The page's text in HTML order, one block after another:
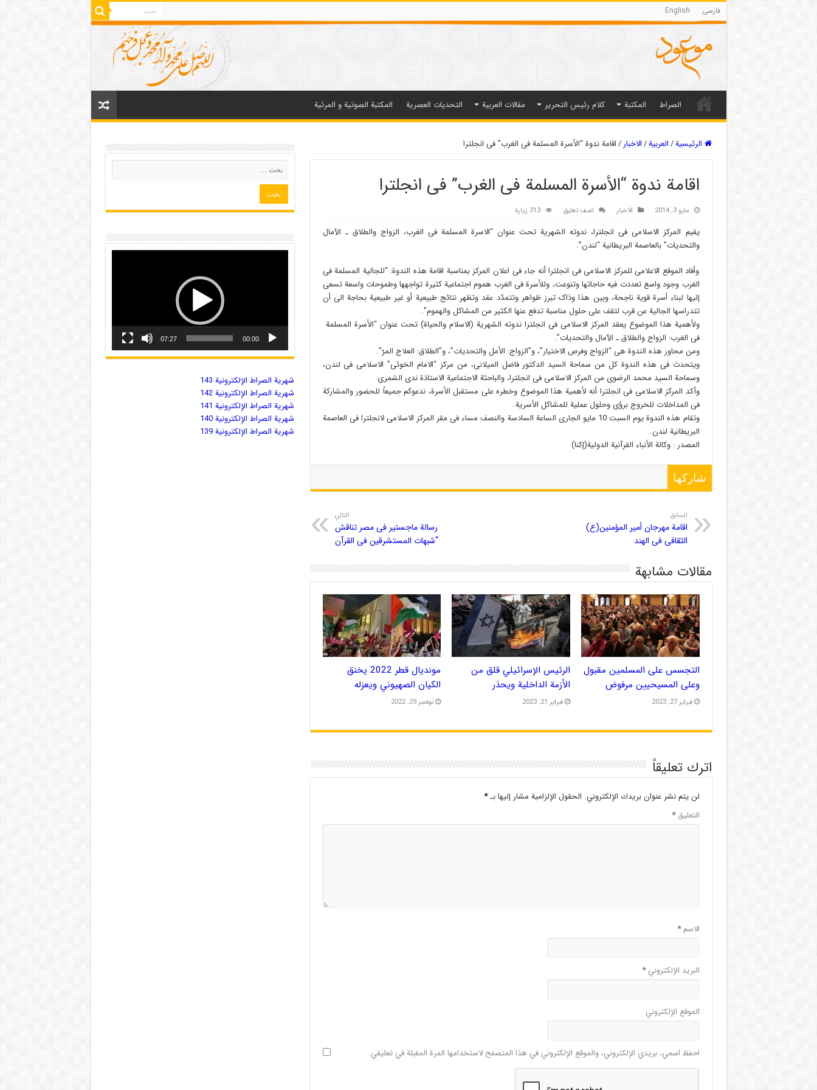
فارسی English
الصراط المکتبة كلام رئيس التحرير مقالات العربیة التحديات العصرية المكتبة الصوتية و المرئية
الرئيسية/العربیة/الاخبار /اقامة ندوة “الأسرة المسلمة فی الغرب” فی انجلترا
اقامة ندوة “الأسرة المسلمة فی الغرب” فی انجلترا
مايو 3, 2014 الاخبار اضف تعليق 313 زيارة
یقیم المرکز الاسلامی فی انجلترا، ندوته الشهریة تحت عنوان “الاسرة المسلمة فی الغرب، الزواج والطلاق ـ الآمال
والتحدیات” بالعاصمة البریطانیة “لندن”.
وأفاد الموقع الاعلامی للمرکز الاسلامی فی انجلترا أنه جاء فی اعلان المرکز بمناسبة اقامة هذه الندوة: “للجالیة المسلمة فی
الغرب وجود واسع تعددت فیه حاجاتها وتنوعت، وللأسرة فی الغرب هموم اجتماعیة کثیرة تواجهها وطموحات واسعة تسعى
إلیها لبناء أسرة قویة ناجحة، وبین هذا وذاک تبرز ظواهر وتتمدّد عقد وتظهر نتائج طبیعیة أو غیر طبیعیة بحاجة الى أن
تتدراسها الجالیة عن قرب لتقف على حلول مناسبة تدفع عنها الکثیر من المشاکل والهموم”.
ولأهمیة هذا الموضوع یعقد المرکز الاسلامی فی انجلترا ندوته الشهریة (الاسلام والحیاة) تحت عنوان “الأسرة المسلمة
فی الغرب: الزواج والطلاق ـ الآمال والتحدیات”.
ومن محاور هذه الندوة هی “الزواج وفرص الاختیار”، و”الزواج: الأمل والتحدیات”، و”الطلاق: العلاج المرّ”.
ویتحدث فی هذه الندوة کل من سماحة السید الدکتور فاضل المیلانی، من مرکز “الامام الخوئی” الاسلامی فی لندن،
وسماحة السید محمد الرضوی من المرکز الاسلامی فی انجلترا، والباحثة الاجتماعیة الاستاذة ندى الشمری.
وأکد المرکز الاسلامی فی انجلترا أنه لأهمیة هذا الموضوع وخطره على مستقبل الأسرة، ندعوکم جمیعاً للحضور والمشارکة
فی المداخلات للخروج برؤى وحلول عملیة للمشاکل الأسریة.
وتقام هذه الندوة یوم السبت 10 مایو الجاری الساعة السادسة والنصف مساء فی مقر المرکز الاسلامی لانجلترا فی العاصمة
البریطانیة لندن.
المصدر : وکالة الأنباء القرآنیة الدولیة(إکنا)
شاركها
السابق
اقامة مهرجان أمیر المؤمنین(ع)
الثقافی فی الهند
التالي
رسالة ماجستیر فی مصر تناقش
“شبهات المستشرقین فى القرآن
مقالات مشابهة
التجسس على المسلمين مقبول
وعلى المسيحيين مرفوض
فبراير 27, 2023
الرئيس الإسرائيلي قلق من
الأزمة الداخلية ويحذر
فبراير 21, 2023
مونديال قطر 2022 يخنق
الكيان الصهيوني ويعزله
نوفمبر 29, 2022
اترك تعليقاً
لن يتم نشر عنوان بريدك الإلكتروني. الحقول الإلزامية مشار إليها بـ*
التعليق*
الاسم*
البريد الإلكتروني*
الموقع الإلكتروني
احفظ اسمي، بريدي الإلكتروني، والموقع الإلكتروني في هذا المتصفح لاستخدامها المرة المقبلة في تعليقي.
00:00
07:27
شهریة الصراط الإلكترونية 143
شهریة الصراط الإلكترونية 142
شهریة الصراط الإلكترونية 141
شهریة الصراط الإلكترونية 140
شهریة الصراط الإلكترونية 139